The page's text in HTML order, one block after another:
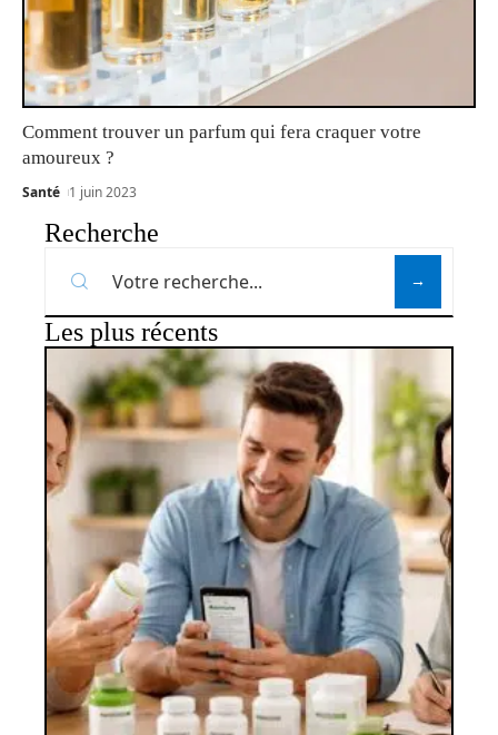
Comment trouver un parfum qui fera craquer votre
amoureux ?
Santé 1 juin 2023
Recherche
Les plus récents